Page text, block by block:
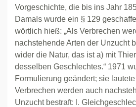
Vorgeschichte, die bis ins Jahr
Damals wurde ein § 129
wörtlich hieß: „Als Verbrechen
nachstehende Arten der Unzucht
wider die Natur, das ist a) mit
desselben Geschlechtes.“ 1971
Formulierung geändert; sie lautete
Verbrechen werden auch
Unzucht bestraft: I.